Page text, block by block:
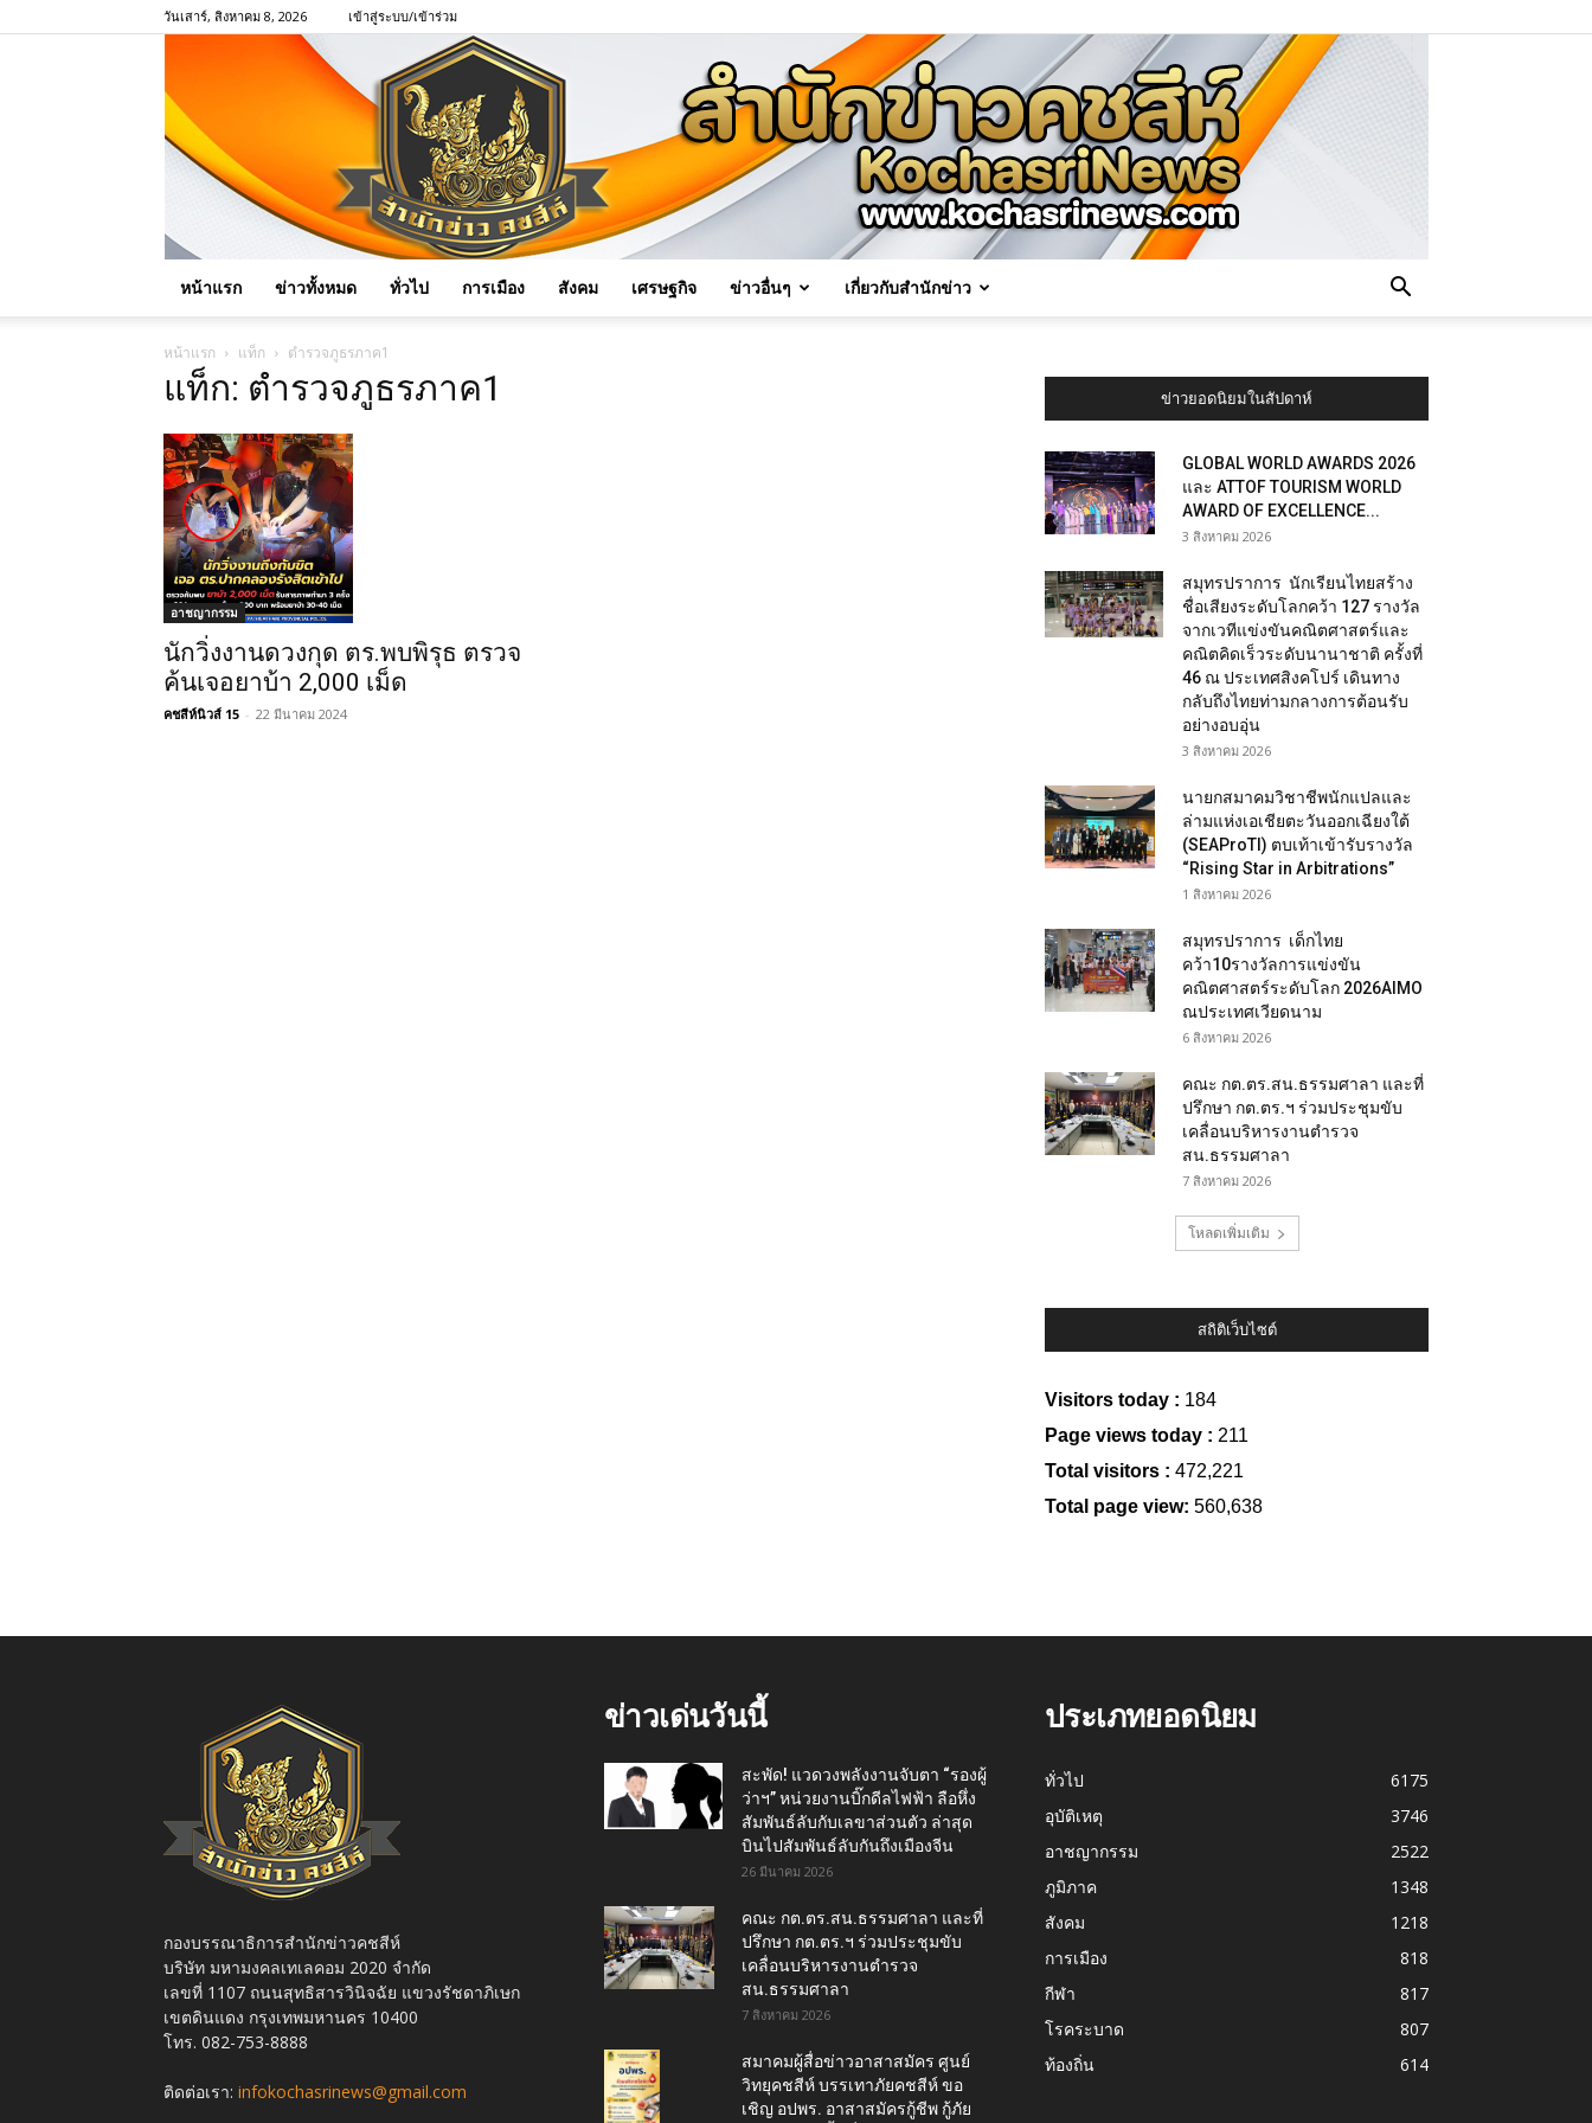
วันเสาร์, สิงหาคม 8, 2026 เข้าสู่ระบบ/เข้าร่วม
หน้าแรก ข่าวทั้งหมด ทั่วไป การเมือง สังคม เศรษฐกิจ ข่าวอื่นๆ เกี่ยวกับสำนักข่าว
หน้าแรก แท็ก ตำรวจภูธรภาค1
แท็ก: ตำรวจภูธรภาค1
อาชญากรรม
นักวิ่งงานดวงกุด ตร.พบพิรุธ ตรวจ
ค้นเจอยาบ้า 2,000 เม็ด
คชสีห์นิวส์ 15 - 22 มีนาคม 2024
ข่าวยอดนิยมในสัปดาห์
GLOBAL WORLD AWARDS 2026
และ ATTOF TOURISM WORLD
AWARD OF EXCELLENCE...
3 สิงหาคม 2026
สมุทรปราการ นักเรียนไทยสร้าง
ชื่อเสียงระดับโลกคว้า 127 รางวัล
จากเวทีแข่งขันคณิตศาสตร์และ
คณิตคิดเร็วระดับนานาชาติ ครั้งที่
46 ณ ประเทศสิงคโปร์ เดินทาง
กลับถึงไทยท่ามกลางการต้อนรับ
อย่างอบอุ่น
3 สิงหาคม 2026
นายกสมาคมวิชาชีพนักแปลและ
ล่ามแห่งเอเชียตะวันออกเฉียงใต้
(SEAProTI) ตบเท้าเข้ารับรางวัล
“Rising Star in Arbitrations”
1 สิงหาคม 2026
สมุทรปราการ เด็กไทย
คว้า10รางวัลการแข่งขัน
คณิตศาสตร์ระดับโลก 2026AIMO
ณประเทศเวียดนาม
6 สิงหาคม 2026
คณะ กต.ตร.สน.ธรรมศาลา และที่
ปรึกษา กต.ตร.ฯ ร่วมประชุมขับ
เคลื่อนบริหารงานตำรวจ
สน.ธรรมศาลา
7 สิงหาคม 2026
โหลดเพิ่มเติม
สถิติเว็บไซต์
Visitors today : 184
Page views today : 211
Total visitors : 472,221
Total page view: 560,638
กองบรรณาธิการสำนักข่าวคชสีห์
บริษัท มหามงคลเทเลคอม 2020 จำกัด
เลขที่ 1107 ถนนสุทธิสารวินิจฉัย แขวงรัชดาภิเษก
เขตดินแดง กรุงเทพมหานคร 10400
โทร. 082-753-8888
ติดต่อเรา: infokochasrinews@gmail.com
ข่าวเด่นวันนี้
สะพัด! แวดวงพลังงานจับตา “รองผู้
ว่าฯ” หน่วยงานบิ๊กดีลไฟฟ้า ลือหึ่ง
สัมพันธ์ลับกับเลขาส่วนตัว ล่าสุด
บินไปสัมพันธ์ลับกันถึงเมืองจีน
26 มีนาคม 2026
คณะ กต.ตร.สน.ธรรมศาลา และที่
ปรึกษา กต.ตร.ฯ ร่วมประชุมขับ
เคลื่อนบริหารงานตำรวจ
สน.ธรรมศาลา
7 สิงหาคม 2026
สมาคมผู้สื่อข่าวอาสาสมัคร ศูนย์
วิทยุคชสีห์ บรรเทาภัยคชสีห์ ขอ
เชิญ อปพร. อาสาสมัครกู้ชีพ กู้ภัย
ประเภทยอดนิยม
ทั่วไป
6175
อุบัติเหตุ
3746
อาชญากรรม
2522
ภูมิภาค
1348
สังคม
1218
การเมือง
818
กีฬา
817
โรคระบาด
807
ท้องถิ่น
614